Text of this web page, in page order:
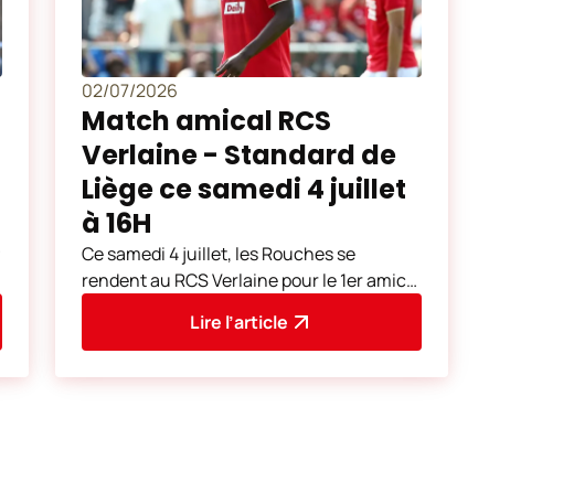
02/07/2026
Match amical RCS
Verlaine - Standard de
Liège ce samedi 4 juillet
à 16H
Ce samedi 4 juillet, les Rouches se
rendent au RCS Verlaine pour le 1er amical
Lire l’article